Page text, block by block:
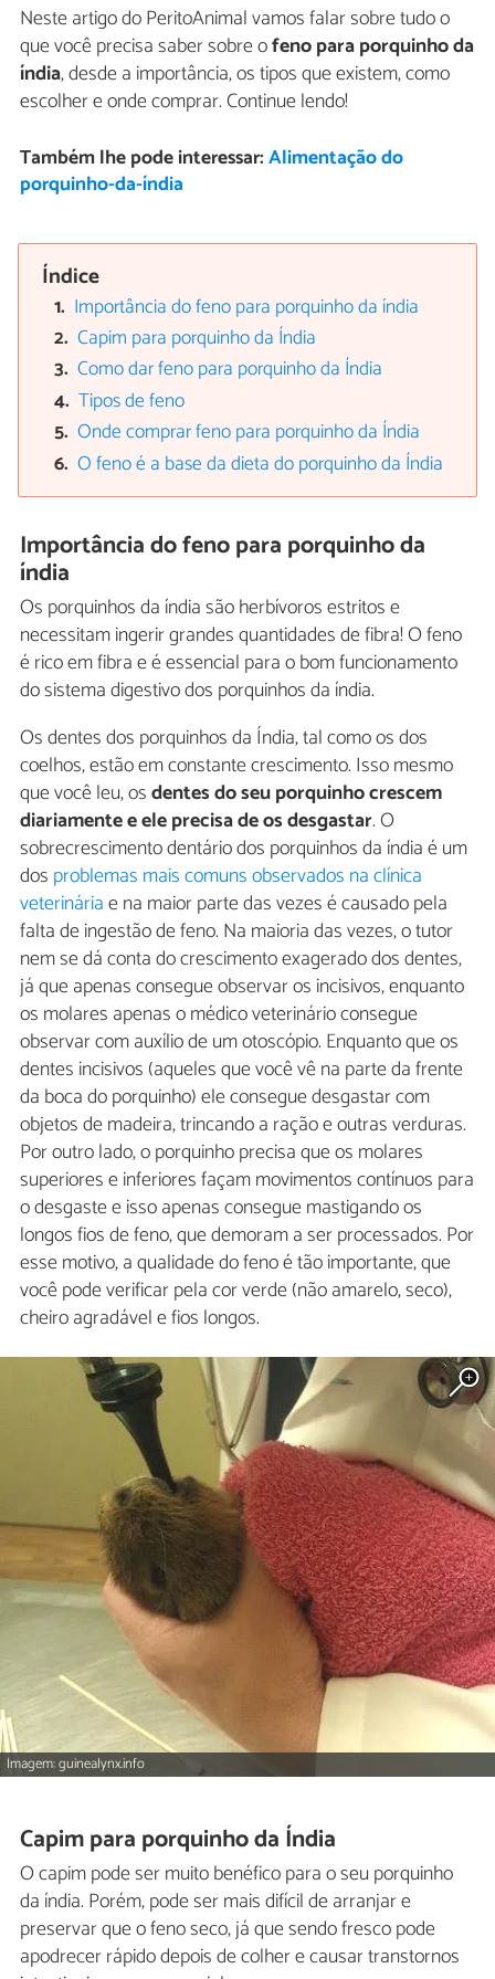
Neste artigo do PeritoAnimal vamos falar sobre tudo o
que você precisa saber sobre ofeno para porquinho da
índia, desde a importância, os tipos que existem, como
escolher e onde comprar. Continue lendo!
Também lhe pode interessar:Alimentação do
porquinho-da-índia
Índice
Importância do feno para porquinho da índia
Capim para porquinho da Índia
Como dar feno para porquinho da Índia
Tipos de feno
Onde comprar feno para porquinho da Índia
O feno é a base da dieta do porquinho da Índia
Importância do feno para porquinho da
índia
Os porquinhos da índia são herbívoros estritos e
necessitam ingerir grandes quantidades de fibra! O feno
é rico em fibra e é essencial para o bom funcionamento
do sistema digestivo dos porquinhos da índia.
Os dentes dos porquinhos da Índia, tal como os dos
coelhos, estão em constante crescimento. Isso mesmo
que você leu, osdentes do seu porquinho crescem
diariamente e ele precisa de os desgastar. O
sobrecrescimento dentário dos porquinhos da índia é um
dos problemas mais comuns observados na clínica
veterináriae na maior parte das vezes é causado pela
falta de ingestão de feno. Na maioria das vezes, o tutor
nem se dá conta do crescimento exagerado dos dentes,
já que apenas consegue observar os incisivos, enquanto
os molares apenas o médico veterinário consegue
observar com auxílio de um otoscópio. Enquanto que os
dentes incisivos (aqueles que você vê na parte da frente
da boca do porquinho) ele consegue desgastar com
objetos de madeira, trincando a ração e outras verduras.
Por outro lado, o porquinho precisa que os molares
superiores e inferiores façam movimentos contínuos para
o desgaste e isso apenas consegue mastigando os
longos fios de feno, que demoram a ser processados. Por
esse motivo, a qualidade do feno é tão importante, que
você pode verificar pela cor verde (não amarelo, seco),
cheiro agradável e fios longos.
Imagem: guinealynx.info
Capim para porquinho da Índia
O capim pode ser muito benéfico para o seu porquinho
da índia. Porém, pode ser mais difícil de arranjar e
preservar que o feno seco, já que sendo fresco pode
apodrecer rápido depois de colher e causar transtornos